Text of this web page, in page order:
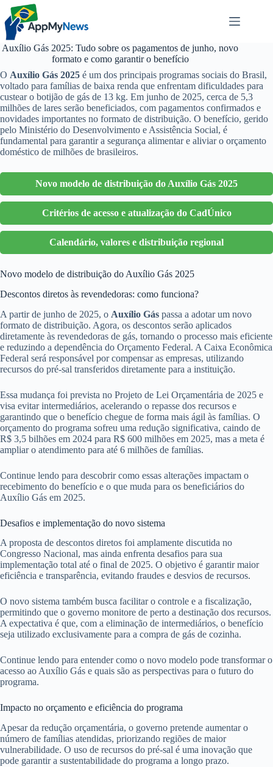
Pular
para
conteúdo
Auxílio Gás 2025: Tudo sobre os pagamentos de junho, novo
formato e como garantir o benefício
O Auxílio Gás 2025 é um dos principais programas sociais do Brasil,
voltado para famílias de baixa renda que enfrentam dificuldades para
custear o botijão de gás de 13 kg. Em junho de 2025, cerca de 5,3
milhões de lares serão beneficiados, com pagamentos confirmados e
novidades importantes no formato de distribuição. O benefício, gerido
pelo Ministério do Desenvolvimento e Assistência Social, é
fundamental para garantir a segurança alimentar e aliviar o orçamento
doméstico de milhões de brasileiros.
Novo modelo de distribuição do Auxílio Gás 2025
Critérios de acesso e atualização do CadÚnico
Calendário, valores e distribuição regional
Novo modelo de distribuição do Auxílio Gás 2025
Descontos diretos às revendedoras: como funciona?
A partir de junho de 2025, o Auxílio Gás passa a adotar um novo
formato de distribuição. Agora, os descontos serão aplicados
diretamente às revendedoras de gás, tornando o processo mais eficiente
e reduzindo a dependência do Orçamento Federal. A Caixa Econômica
Federal será responsável por compensar as empresas, utilizando
recursos do pré-sal transferidos diretamente para a instituição.
Essa mudança foi prevista no Projeto de Lei Orçamentária de 2025 e
visa evitar intermediários, acelerando o repasse dos recursos e
garantindo que o benefício chegue de forma mais ágil às famílias. O
orçamento do programa sofreu uma redução significativa, caindo de
R$ 3,5 bilhões em 2024 para R$ 600 milhões em 2025, mas a meta é
ampliar o atendimento para até 6 milhões de famílias.
Continue lendo para descobrir como essas alterações impactam o
recebimento do benefício e o que muda para os beneficiários do
Auxílio Gás em 2025.
Desafios e implementação do novo sistema
A proposta de descontos diretos foi amplamente discutida no
Congresso Nacional, mas ainda enfrenta desafios para sua
implementação total até o final de 2025. O objetivo é garantir maior
eficiência e transparência, evitando fraudes e desvios de recursos.
O novo sistema também busca facilitar o controle e a fiscalização,
permitindo que o governo monitore de perto a destinação dos recursos.
A expectativa é que, com a eliminação de intermediários, o benefício
seja utilizado exclusivamente para a compra de gás de cozinha.
Continue lendo para entender como o novo modelo pode transformar o
acesso ao Auxílio Gás e quais são as perspectivas para o futuro do
programa.
Impacto no orçamento e eficiência do programa
Apesar da redução orçamentária, o governo pretende aumentar o
número de famílias atendidas, priorizando regiões de maior
vulnerabilidade. O uso de recursos do pré-sal é uma inovação que
pode garantir a sustentabilidade do programa a longo prazo.